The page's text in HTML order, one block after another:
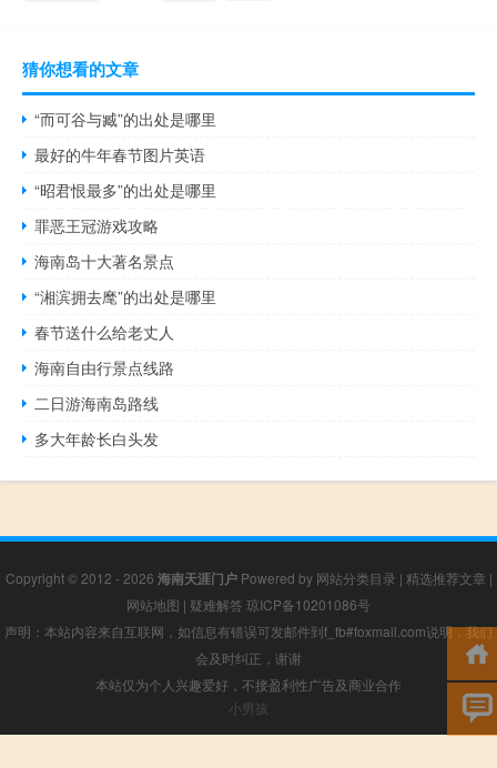
猜你想看的文章
“而可谷与臧”的出处是哪里
最好的牛年春节图片英语
“昭君恨最多”的出处是哪里
罪恶王冠游戏攻略
海南岛十大著名景点
“湘滨拥去麾”的出处是哪里
春节送什么给老丈人
海南自由行景点线路
二日游海南岛路线
多大年龄长白头发
Copyright © 2012 - 2026 海南天涯门户Powered by 网站分类目录 | 精选推荐文章 |
网站地图 | 疑难解答 琼ICP备10201086号
声明：本站内容来自互联网，如信息有错误可发邮件到f_fb#foxmail.com说明，我们
会及时纠正，谢谢
本站仅为个人兴趣爱好，不接盈利性广告及商业合作
小男孩